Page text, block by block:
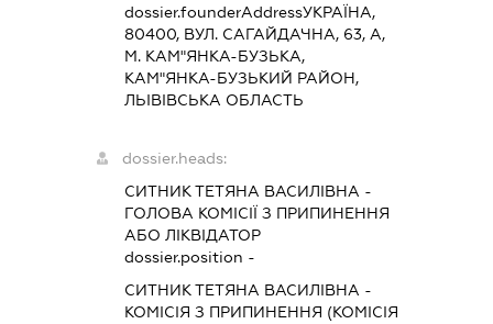
dossier.founderAddressУКРАЇНА,
80400, ВУЛ. САГАЙДАЧНА, 63, А,
М. КАМ"ЯНКА-БУЗЬКА,
КАМ"ЯНКА-БУЗЬКИЙ РАЙОН,
ЛЬІВІВСЬКА ОБЛАСТЬ
dossier.heads:
СИТНИК ТЕТЯНА ВАСИЛІВНА -
ГОЛОВА КОМІСІЇ З ПРИПИНЕННЯ
АБО ЛІКВІДАТОР
dossier.position -
СИТНИК ТЕТЯНА ВАСИЛІВНА -
КОМІСІЯ З ПРИПИНЕННЯ (КОМІСІЯ